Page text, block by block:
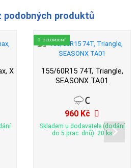
podobných produktů
X
CELOROČNÍ
155/60R15 74T, Triangle,
SEASONX TA01
960 Kč
Skladem u dodavatele (dodání
do 5 prac. dnů): 20 ks